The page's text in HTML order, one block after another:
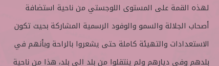
لهذه القمة على المستوى اللوجستي من ناحية استضافة
أصحاب الجلالة والسمو والوفود الرسمية المشاركة بحيث تكون
الاستعدادات والتهيئة كاملة حتى يشعروا بالراحة وبأنهم في
بلدهم وفي ديارهم ولم ينتقلوا من بلد الى بلد، هذا من ناحية